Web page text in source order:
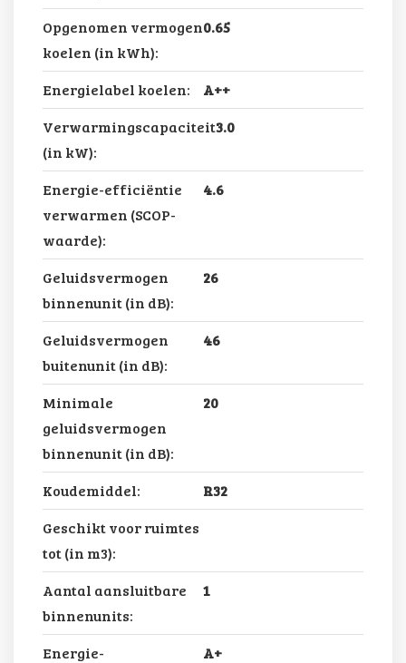
Opgenomen vermogen
koelen (in kWh):
0.65
Energielabel koelen:
A++
Verwarmingscapaciteit
(in kW):
3.0
Energie-efficiëntie
verwarmen (SCOP-
waarde):
4.6
Geluidsvermogen
binnenunit (in dB):
26
Geluidsvermogen
buitenunit (in dB):
46
Minimale
geluidsvermogen
binnenunit (in dB):
20
Koudemiddel:
R32
Geschikt voor ruimtes
tot (in m3):
Aantal aansluitbare
binnenunits:
1
Energie-
A+